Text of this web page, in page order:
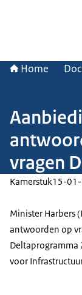
Home
vragen
Kamerstuk15-
Minister Harbers
antwoorden op
Deltaprogramma
voor